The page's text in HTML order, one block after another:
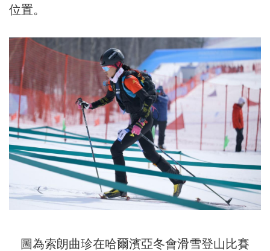
位置。
圖為索朗曲珍在哈爾濱亞冬會滑雪登山比賽